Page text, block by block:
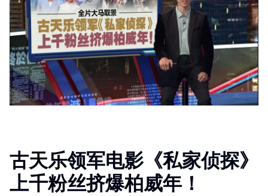
古天乐领军电影《私家侦探》
上千粉丝挤爆柏威年！